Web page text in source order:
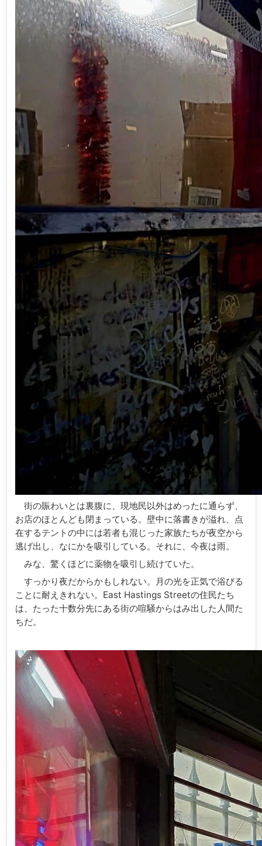
街の賑わいとは裏腹に、現地民以外はめったに通らず、
お店のほとんども閉まっている。壁中に落書きが溢れ、点
在するテントの中には若者も混じった家族たちが夜空から
逃げ出し、なにかを吸引している。それに、今夜は雨。
みな、驚くほどに薬物を吸引し続けていた。
すっかり夜だからかもしれない。月の光を正気で浴びる
ことに耐えきれない。East Hastings Streetの住民たち
は、たった十数分先にある街の喧騒からはみ出した人間た
ちだ。